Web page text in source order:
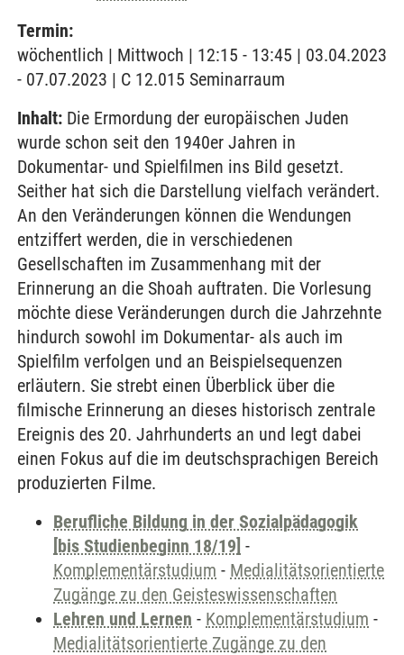
Termin:
wöchentlich | Mittwoch | 12:15 - 13:45 | 03.04.2023
- 07.07.2023 | C 12.015 Seminarraum
Inhalt: Die Ermordung der europäischen Juden
wurde schon seit den 1940er Jahren in
Dokumentar- und Spielfilmen ins Bild gesetzt.
Seither hat sich die Darstellung vielfach verändert.
An den Veränderungen können die Wendungen
entziffert werden, die in verschiedenen
Gesellschaften im Zusammenhang mit der
Erinnerung an die Shoah auftraten. Die Vorlesung
möchte diese Veränderungen durch die Jahrzehnte
hindurch sowohl im Dokumentar- als auch im
Spielfilm verfolgen und an Beispielsequenzen
erläutern. Sie strebt einen Überblick über die
filmische Erinnerung an dieses historisch zentrale
Ereignis des 20. Jahrhunderts an und legt dabei
einen Fokus auf die im deutschsprachigen Bereich
produzierten Filme.
Berufliche Bildung in der Sozialpädagogik
[bis Studienbeginn 18/19] -
Komplementärstudium - Medialitätsorientierte
Zugänge zu den Geisteswissenschaften
Lehren und Lernen - Komplementärstudium -
Medialitätsorientierte Zugänge zu den